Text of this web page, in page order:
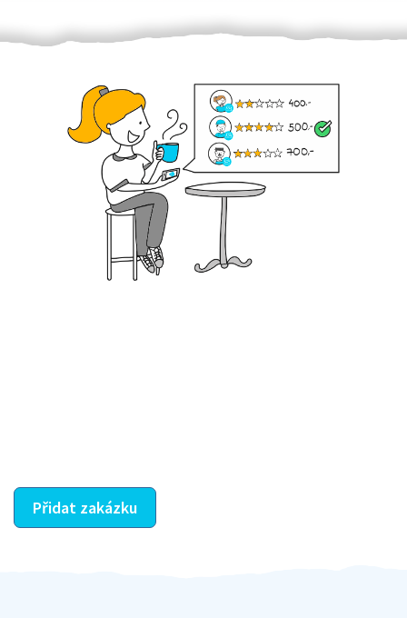
Přidat zakázku